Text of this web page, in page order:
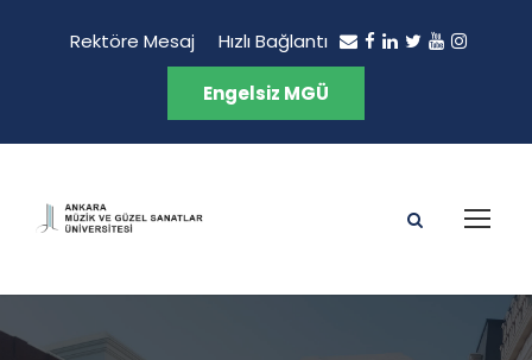
Rektöre Mesaj Hızlı Bağlantı
Engelsiz MGÜ